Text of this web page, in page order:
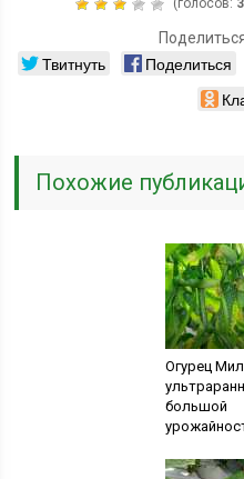
(голосов: 3
Твитнуть Поделиться
Похожие
Огурец
большой